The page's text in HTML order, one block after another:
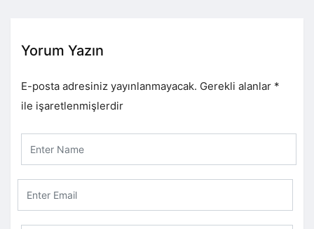
Yorum Yazın
E-posta adresiniz yayınlanmayacak. Gerekli alanlar *
ile işaretlenmişlerdir